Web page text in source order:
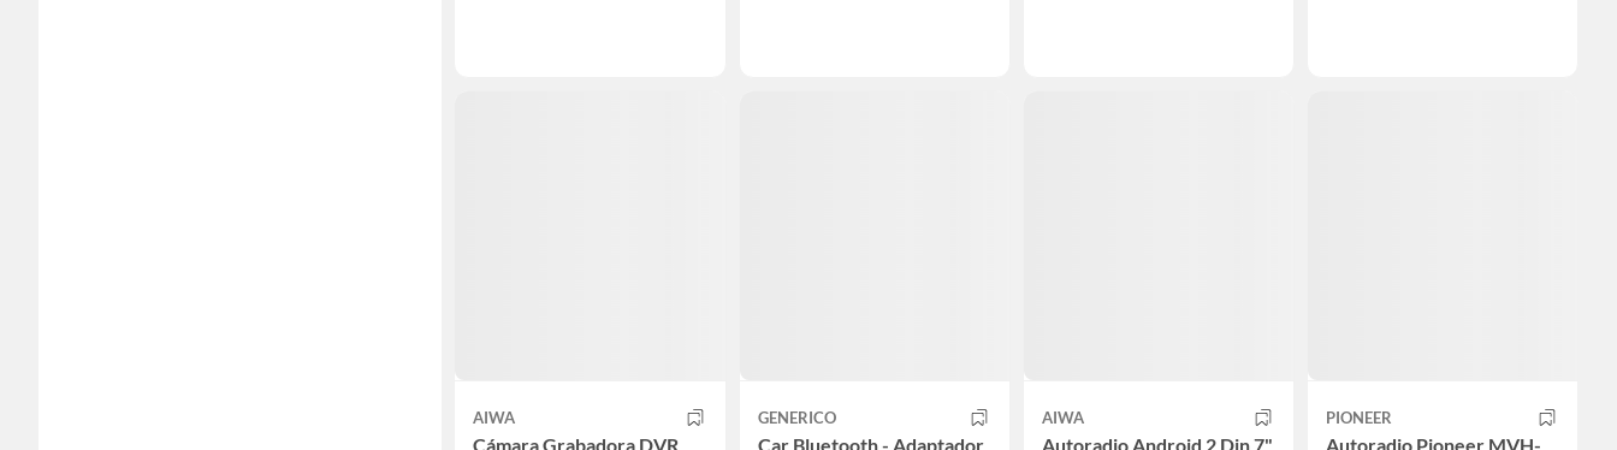
AIWA
Cámara Grabadora DVR
GENERICO
Car Bluetooth - Adaptador
AIWA
Autoradio Android 2 Din 7"
PIONEER
Autoradio Pioneer MVH-